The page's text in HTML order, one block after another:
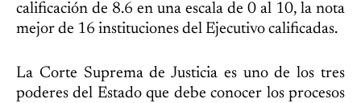
calificación de 8.6 en una escala de 0 al 10, la nota
mejor de 16 instituciones del Ejecutivo calificadas.
La Corte Suprema de Justicia es uno de los tres
poderes del Estado que debe conocer los procesos